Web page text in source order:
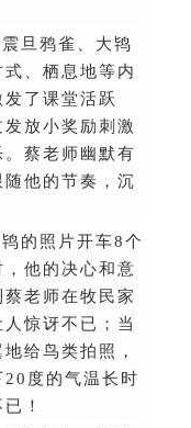
旦鸦雀、大鸨
、栖息地等内
了课堂活跃
放小奖励刺激
蔡老师幽默有
他的节奏，沉
的照片开车8个
他的决心和意
老师在牧民家
惊讶不已；当
给鸟类拍照，
20 度的气温长时
！